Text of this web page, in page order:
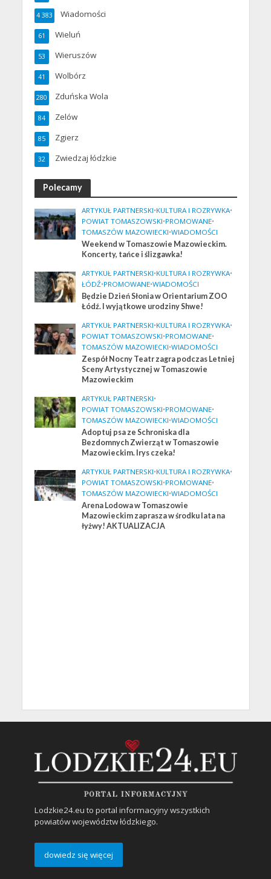
Wiadomości
4 383
Wieluń
61
Wieruszów
53
Wolbórz
41
Zduńska Wola
280
Zelów
84
Zgierz
85
Zwiedzaj łódzkie
32
Polecamy
ARTYKUŁ PARTNERSKI•KULTURA I ROZRYWKA•
POWIAT TOMASZOWSKI•PROMOWANE•
TOMASZÓW MAZOWIECKI•WIADOMOŚCI
Weekend w Tomaszowie Mazowieckim.
Koncerty, tańce i ślizgawka!
ARTYKUŁ PARTNERSKI•KULTURA I ROZRYWKA•
ŁÓDŹ•PROMOWANE•WIADOMOŚCI
Będzie Dzień Słonia w Orientarium ZOO
Łódź. I wyjątkowe urodziny Shwe!
ARTYKUŁ PARTNERSKI•KULTURA I ROZRYWKA•
POWIAT TOMASZOWSKI•PROMOWANE•
TOMASZÓW MAZOWIECKI•WIADOMOŚCI
Zespół Nocny Teatr zagra podczas Letniej
Sceny Artystycznej w Tomaszowie
Mazowieckim
ARTYKUŁ PARTNERSKI•
POWIAT TOMASZOWSKI•PROMOWANE•
TOMASZÓW MAZOWIECKI•WIADOMOŚCI
Adoptuj psa ze Schroniska dla
Bezdomnych Zwierząt w Tomaszowie
Mazowieckim. Irys czeka!
ARTYKUŁ PARTNERSKI•KULTURA I ROZRYWKA•
POWIAT TOMASZOWSKI•PROMOWANE•
TOMASZÓW MAZOWIECKI•WIADOMOŚCI
Arena Lodowa w Tomaszowie
Mazowieckim zaprasza w środku lata na
łyżwy! AKTUALIZACJA
Lodzkie24.eu to portal informacyjny wszystkich
powiatów województw łódzkiego.
dowiedz się więcej